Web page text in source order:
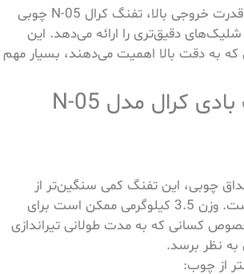
به‌خاطر طراحی عالی و قدرت خروجی بالا، تفنگ کرال N-05 چوبی
شلیک‌های دقیق‌تری را ارائه می‌دهد. این
که به دقت بالا اهمیت می‌دهند، بسیار مهم
معایب تفنگ بادی کرال مدل N-05
چوبی، این تفنگ کمی سنگین‌تر از
مدل‌های پلاستیکی است. وزن 3.5 کیلوگرمی ممکن است برای
خصوص کسانی که به مدت طولانی تیراندازی
نظر برسد.